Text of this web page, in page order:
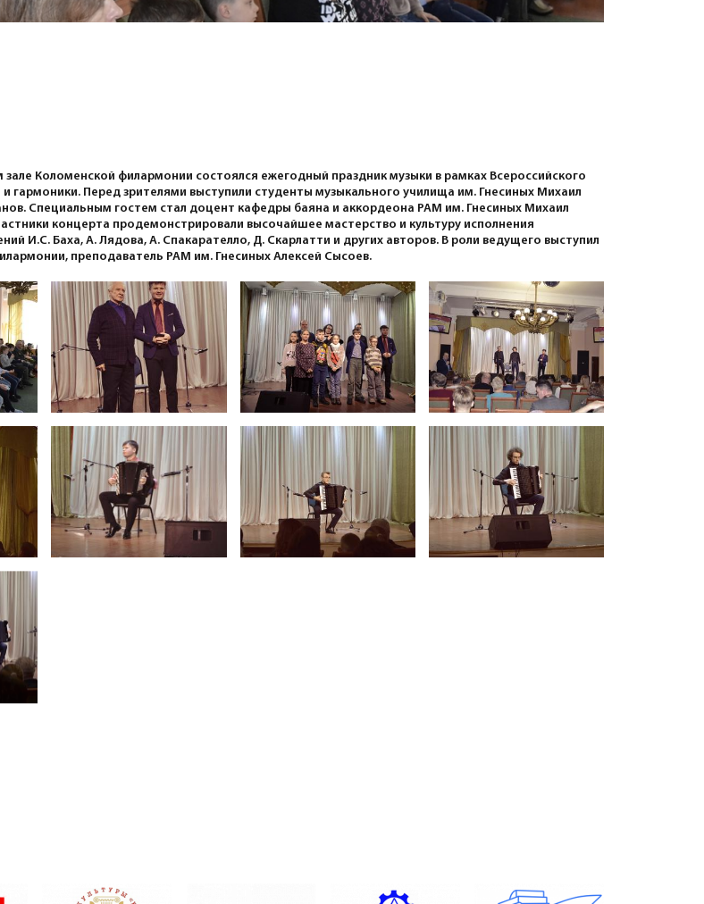
Коломенской филармонии состоялся ежегодный праздник музыки в рамках Всероссийского
гармоники. Перед зрителями выступили студенты музыкального училища им. Гнесиных Михаил
Специальным гостем стал доцент кафедры баяна и аккордеона РАМ им. Гнесиных Михаил
концерта продемонстрировали высочайшее мастерство и культуру исполнения
И.С. Баха, А. Лядова, А. Спакарателло, Д. Скарлатти и других авторов. В роли ведущего выступил
преподаватель РАМ им. Гнесиных Алексей Сысоев.